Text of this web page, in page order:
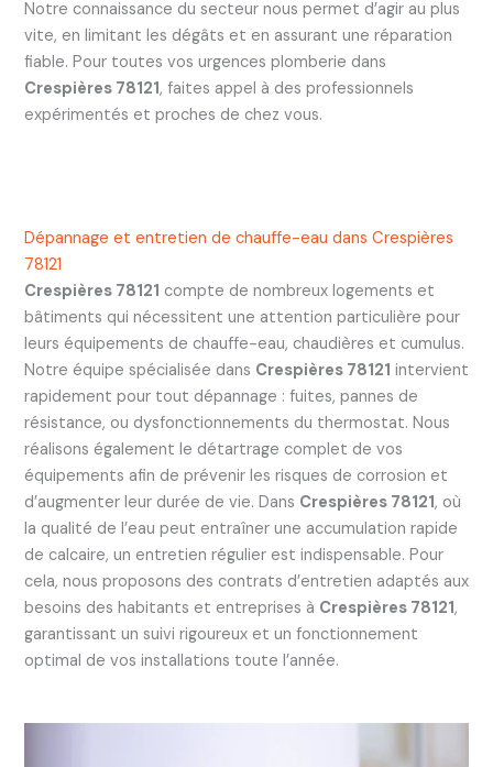
Notre connaissance du secteur nous permet d’agir au plus
vite, en limitant les dégâts et en assurant une réparation
fiable. Pour toutes vos urgences plomberie dans
Crespières 78121, faites appel à des professionnels
expérimentés et proches de chez vous.
Dépannage et entretien de chauffe-eau dans Crespières
78121
Crespières 78121 compte de nombreux logements et
bâtiments qui nécessitent une attention particulière pour
leurs équipements de chauffe-eau, chaudières et cumulus.
Notre équipe spécialisée dans Crespières 78121 intervient
rapidement pour tout dépannage : fuites, pannes de
résistance, ou dysfonctionnements du thermostat. Nous
réalisons également le détartrage complet de vos
équipements afin de prévenir les risques de corrosion et
d’augmenter leur durée de vie. Dans Crespières 78121, où
la qualité de l’eau peut entraîner une accumulation rapide
de calcaire, un entretien régulier est indispensable. Pour
cela, nous proposons des contrats d’entretien adaptés aux
besoins des habitants et entreprises à Crespières 78121,
garantissant un suivi rigoureux et un fonctionnement
optimal de vos installations toute l’année.